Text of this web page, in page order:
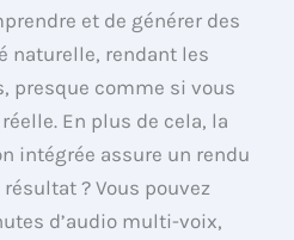
et de générer des
naturelle, rendant les
presque comme si vous
En plus de cela, la
intégrée assure un rendu
? Vous pouvez
d’audio multi-voix,